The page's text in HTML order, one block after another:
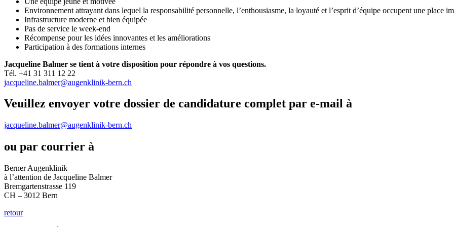
Environnement attrayant dans lequel la responsabilité personnelle, l’enthousiasme, la loyauté et l’esprit d’équipe occupent une place
Infrastructure moderne et bien équipée
Pas de service le week-end
Récompense pour les idées innovantes et les améliorations
Participation à des formations internes
Jacqueline Balmer se tient à votre disposition pour répondre à vos questions.
Tél. +41 31 311 12 22
jacqueline.balmer@augenklinik-bern.ch
Veuillez envoyer votre dossier de candidature complet par e-mail à
jacqueline.balmer@augenklinik-bern.ch
ou par courrier à
Berner Augenklinik
à l’attention de Jacqueline Balmer
Bremgartenstrasse 119
CH – 3012 Bern
retour